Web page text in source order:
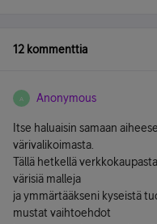
12 kommenttia
A Anonymous
Itse haluaisin samaan
värivalikoimasta.
Tällä hetkellä
värisiä malleja
ja ymmärtääkseni kyseistä
mustat vaihtoehdot